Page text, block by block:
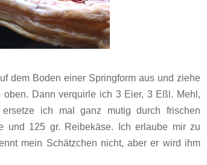
dem Boden einer Springform aus und ziehe
Dann verquirle ich 3 Eier, 3 Eßl. Mehl,
ich mal ganz mutig durch frischen
und 125 gr. Reibekäse. Ich erlaube mir zu
mein Schätzchen nicht, aber er wird ihm